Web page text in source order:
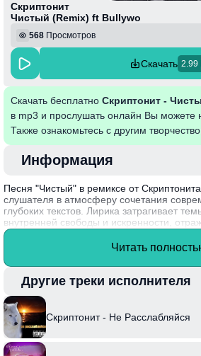
Скриптонит
Чистый (Remix) ft Bullywo
568 Просмотров
Скачать 2.99
Скачать бесплатно Скриптонит -
в mp3 и прослушать онлайн Вы можете
Также ознакомьтесь с другим
Информация
Песня "Чистый" в ремиксе от
слушателя в атмосферу сочетания
глубоких текстов. Лирика затрагивает
внутренней свободы и искренности,
молодежи, стремящейся найти своё
слова создают мощный эмоциональный
Скриптонит, настоящая звезда
начал свой путь в музыке, проявив
экспериментируя с различными
из самых востребованных исполнителей в
пространстве.
Читать
Другие треки исполнителя
Скриптонит - Не Расслабляйся